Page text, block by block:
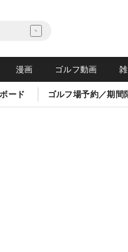
漫画 ゴルフ動画
ード ゴルフ場予約／期間